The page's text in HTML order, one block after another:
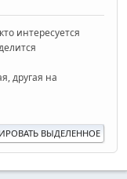
интересуется
другая на
ВЫДЕЛЕННОЕ